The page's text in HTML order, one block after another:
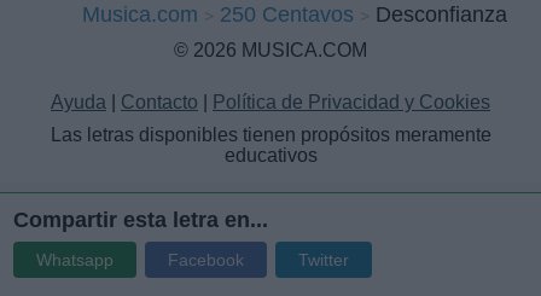
Musica.com 250 Centavos Desconfianza
© 2026 MUSICA.COM
Ayuda Contacto
Política de Privacidad y Cookies
Las letras disponibles tienen propósitos meramente
educativos
Compartir esta letra en...
Whatsapp Facebook Twitter